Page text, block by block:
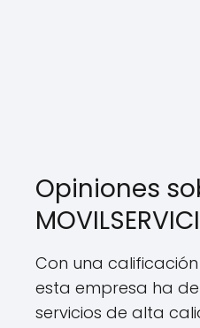
Opiniones
Con una
esta empresa ha
servicios de alta